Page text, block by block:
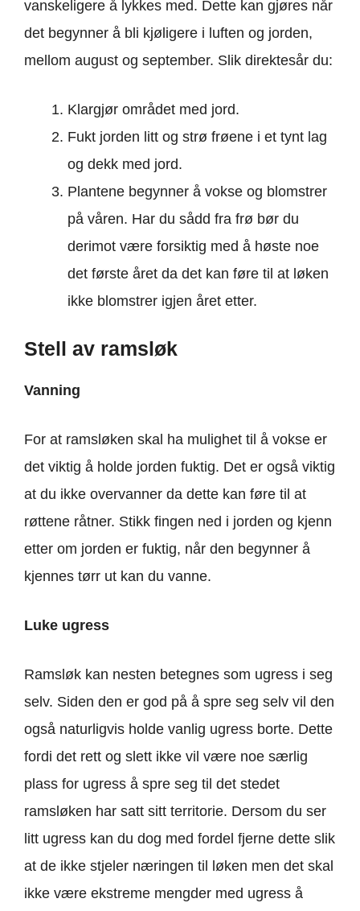
vanskeligere å lykkes med. Dette kan gjøres når
det begynner å bli kjøligere i luften og jorden,
mellom august og september. Slik direktesår du:
Klargjør området med jord.
Fukt jorden litt og strø frøene i et tynt lag
og dekk med jord.
Plantene begynner å vokse og blomstrer
på våren. Har du sådd fra frø bør du
derimot være forsiktig med å høste noe
det første året da det kan føre til at løken
ikke blomstrer igjen året etter.
Stell av ramsløk
Vanning
For at ramsløken skal ha mulighet til å vokse er
det viktig å holde jorden fuktig. Det er også viktig
at du ikke overvanner da dette kan føre til at
røttene råtner. Stikk fingen ned i jorden og kjenn
etter om jorden er fuktig, når den begynner å
kjennes tørr ut kan du vanne.
Luke ugress
Ramsløk kan nesten betegnes som ugress i seg
selv. Siden den er god på å spre seg selv vil den
også naturligvis holde vanlig ugress borte. Dette
fordi det rett og slett ikke vil være noe særlig
plass for ugress å spre seg til det stedet
ramsløken har satt sitt territorie. Dersom du ser
litt ugress kan du dog med fordel fjerne dette slik
at de ikke stjeler næringen til løken men det skal
ikke være ekstreme mengder med ugress å